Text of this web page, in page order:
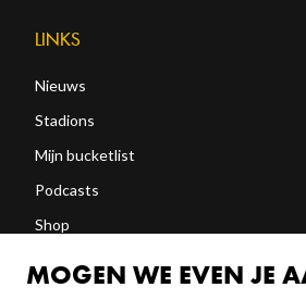
LINKS
Nieuws
Stadions
Mijn bucketlist
Podcasts
Shop
MOGEN WE EVEN JE